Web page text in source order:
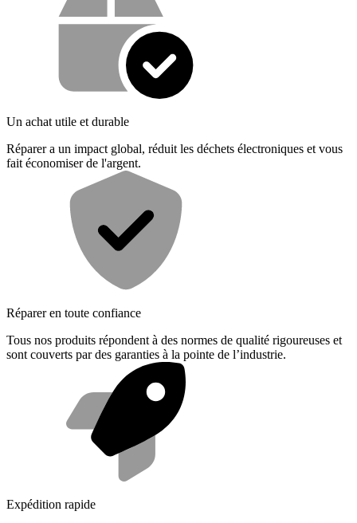
Un achat utile et durable
Réparer a un impact global, réduit les déchets électroniques et vous
fait économiser de l'argent.
Réparer en toute confiance
Tous nos produits répondent à des normes de qualité rigoureuses et
sont couverts par des garanties à la pointe de l’industrie.
Expédition rapide